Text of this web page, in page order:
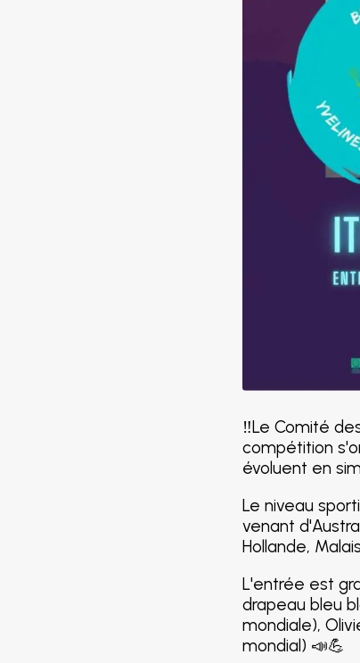
‼️Le Comité
compétition
évoluent en
Le niveau
venant
Hollande,
L'entrée est
drapeau bleu
mondiale),
mondial) 📣💪